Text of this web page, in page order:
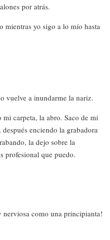
por atrás.
mientras yo sigo a lo mío hasta
vuelve a inundarme la nariz.
carpeta, la abro. Saco de mi
enciendo la grabadora
la dejo sobre la
profesional que puedo.
nerviosa como una principianta!